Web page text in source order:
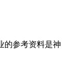
的参考资料是神